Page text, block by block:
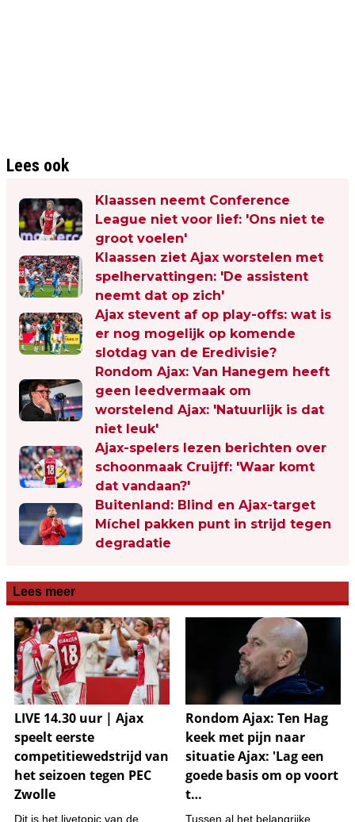
Lees ook
Klaassen neemt Conference
League niet voor lief: 'Ons niet te
groot voelen'
Klaassen ziet Ajax worstelen met
spelhervattingen: 'De assistent
neemt dat op zich'
Ajax stevent af op play-offs: wat is
er nog mogelijk op komende
slotdag van de Eredivisie?
Rondom Ajax: Van Hanegem heeft
geen leedvermaak om
worstelend Ajax: 'Natuurlijk is dat
niet leuk'
Ajax-spelers lezen berichten over
schoonmaak Cruijff: 'Waar komt
dat vandaan?'
Buitenland: Blind en Ajax-target
Míchel pakken punt in strijd tegen
degradatie